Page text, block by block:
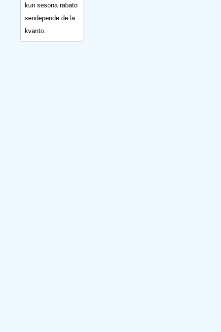
kun sesona rabato
sendepende de la
kvanto.